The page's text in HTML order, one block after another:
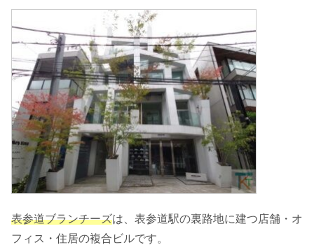
表参道ブランチーズは、表参道駅の裏路地に建つ店舗・オ
フィス・住居の複合ビルです。